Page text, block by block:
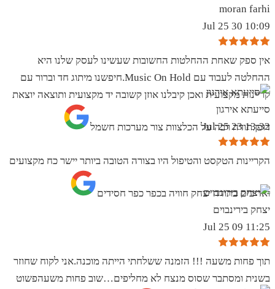
moran farhi
10:09 30 Jul 25
אין ספק שאחת ההחלטות החשובות שעשינו לעסק שלנו היא
ההחלטה לעבוד עם Music On Hold.חיפשנו מיתוג חד וברור עם
קריינות מקצועית ואכן קיבלנו אוזן קשובה יד מקצועית ותוצאה יוצאת
דופן.תודה רבה על הכלצוות צור מערכות חשמל
סייעתא אירגון
13:32 23 Jul 25
הקריינות הטקסט והטיפול היו בצורה הטובה ביותר יישר כח מקצועים
ואדיבים בתודה יצחק חוויה בכפר כפר חסידים
יצחק בירינבוים
11:25 09 Jul 25
תוך פחות משעה !!! הזמנה ששלחתי הייתה מוכנה.אני לקוח שחוזר
בשנית ומסתבר שסוס מנצח לא מחליפים…שוב פחות משעהפשוט